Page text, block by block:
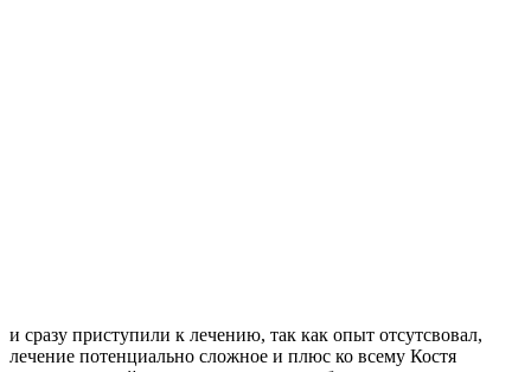
и сразу приступили к лечению, так как опыт отсутсвовал,
лечение потенциально сложное и плюс ко всему Костя